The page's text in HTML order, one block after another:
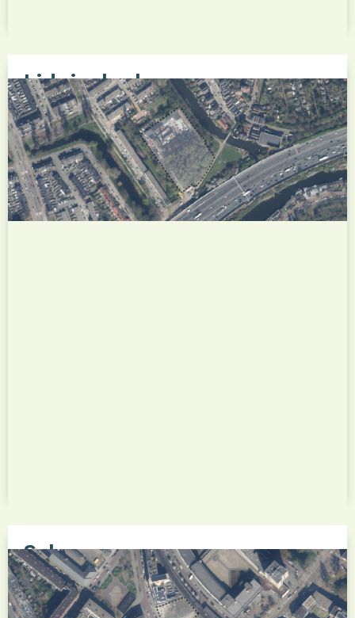
Liduinakerk
Het nieuwbouwproject Liduinakerk betreft de
herontwikkeling van de voormalige Liduinakerk en
de omliggende locatie in de Rotterdamse wijk
Hillegersberg. Het plan voorziet in de
transformatie van de karakteristieke kerk,
pastorie en voormalige school naar een
Schansweg
Het nieuwbouwproject Schansweg is een
gebiedsontwikkeling in de Rotterdamse wijk